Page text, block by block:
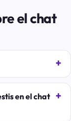
el chat
en el chat